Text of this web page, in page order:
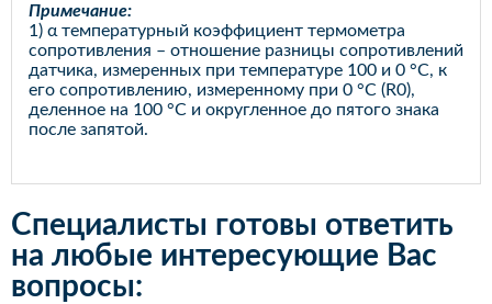
Примечание:
1) α температурный коэффициент термометра
сопротивления – отношение разницы сопротивлений
датчика, измеренных при температуре 100 и 0 °С, к
его сопротивлению, измеренному при 0 °С (R0),
деленное на 100 °С и округленное до пятого знака
после запятой.
Специалисты готовы ответить
на любые интересующие Вас
вопросы: